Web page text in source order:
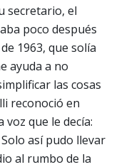
secretario, el
poco después
1963, que solía
ayuda a no
las cosas
reconoció en
voz que le decía:
así pudo llevar
al rumbo de la